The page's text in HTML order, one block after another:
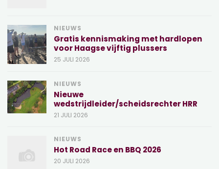
NIEUWS
Gratis kennismaking met hardlopen
voor Haagse vijftig plussers
25 JULI 2026
NIEUWS
Nieuwe
wedstrijdleider/scheidsrechter HRR
21 JULI 2026
NIEUWS
Hot Road Race en BBQ 2026
20 JULI 2026